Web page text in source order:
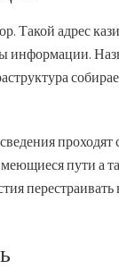
Такой адрес
проходят
пути а